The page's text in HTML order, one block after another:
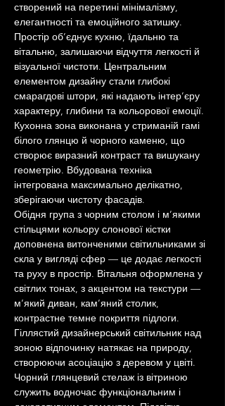
створений на перетині мінімалізму,
елегантності та емоційного затишку.
Простір об’єднує кухню, їдальню та
вітальню, залишаючи відчуття легкості й
візуальної чистоти. Центральним
елементом дизайну стали глибокі
смарагдові штори, які надають інтер’єру
характеру, глибини та кольорової емоції.
Кухонна зона виконана у стриманій гамі
білого глянцю й чорного каменю, що
створює виразний контраст та вишукану
геометрію. Вбудована техніка
інтегрована максимально делікатно,
зберігаючи чистоту фасадів.
Обідня група з чорним столом і м’якими
стільцями кольору слонової кістки
доповнена витонченими світильниками зі
скла у вигляді сфер — це додає легкості
та руху в простір. Вітальня оформлена у
світлих тонах, з акцентом на текстури —
м’який диван, кам’яний столик,
контрастне темне покриття підлоги.
Гіллястий дизайнерський світильник над
зоною відпочинку натякає на природу,
створюючи асоціацію з деревом у цвіті.
Чорний глянцевий стелаж із вітриною
служить водночас функціональним і